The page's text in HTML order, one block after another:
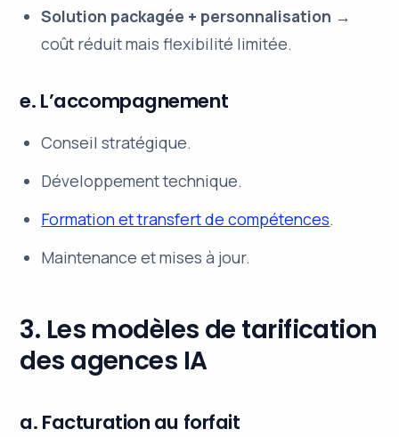
Solution packagée + personnalisation →
coût réduit mais flexibilité limitée.
e. L’accompagnement
Conseil stratégique.
Développement technique.
Formation et transfert de compétences.
Maintenance et mises à jour.
3. Les modèles de tarification
des agences IA
a. Facturation au forfait